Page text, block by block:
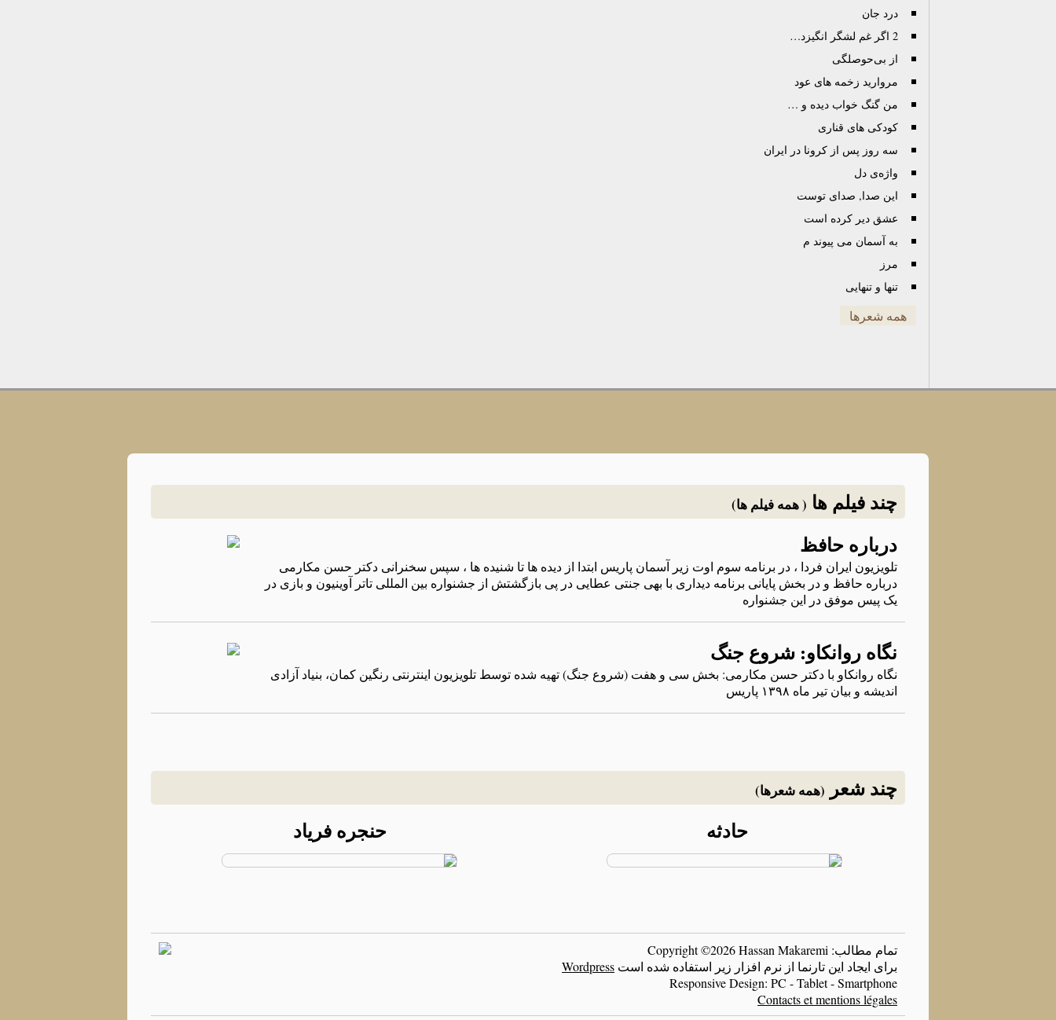
درد جان
2 اگر غم لشگر انگیزد…
از بی‌حوصلگی
مروارید زخمه های عود
من گنگ خواب دیده و …
کودکی‌ ها‌ی قناری
سه روز پس از کرونا در ایران
واژه‌ی دل
این صدا, صدای توست
عشق دیر کرده است
به آسمان می پیوند م
مرز
تنها و تنهایی
همه شعرها
چند فیلم ها ( همه فیلم ها)
درباره حافظ
تلویزیون ایران فردا ، در برنامه سوم اوت زیر آسمان پاریس ابتدا از دیده ها تا شنیده ها ، سپس سخنرانی دکتر حسن مکارمی
درباره حافظ و در بخش پایانی برنامه دیداری با بهی جنتی عطایی در پی بازگشتش از جشنواره بین المللی تاتر آوینیون و بازی در
یک پیس موفق در این جشنواره
نگاه روانکاو: شروع جنگ
نگاه روانکاو با دکتر حسن مکارمی: بخش سی و هفت (شروع جنگ) تهیه شده توسط تلویزیون اینترنتی رنگین کمان، بنیاد آزادی
اندیشه و بیان تیر ماه ۱۳۹۸ پاریس
چند شعر (همه شعرها)
حنجره فریاد حادثه
تمام مطالب: Copyright ©2026 Hassan Makaremi
برای ایجاد این تارنما از نرم افزار زیر استفاده شده است Wordpress
Responsive Design: PC - Tablet - Smartphone
Contacts et mentions légales